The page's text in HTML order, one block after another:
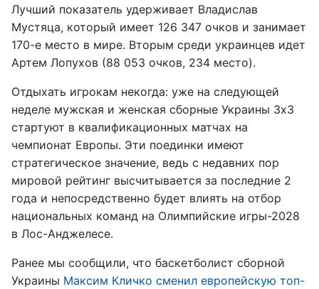
Лучший показатель удерживает Владислав
Мустяца, который имеет 126 347 очков и занимает
170-е место в мире. Вторым среди украинцев идет
Артем Лопухов (88 053 очков, 234 место).
Отдыхать игрокам некогда: уже на следующей
неделе мужская и женская сборные Украины 3х3
стартуют в квалификационных матчах на
чемпионат Европы. Эти поединки имеют
стратегическое значение, ведь с недавних пор
мировой рейтинг высчитывается за последние 2
года и непосредственно будет влиять на отбор
национальных команд на Олимпийские игры-2028
в Лос-Анджелесе.
Ранее мы сообщили, что баскетболист сборной
Украины Максим Кличко сменил европейскую топ-